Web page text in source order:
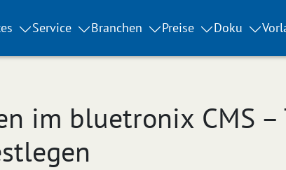
Service Branchen Preise Doku
im bluetronix CMS